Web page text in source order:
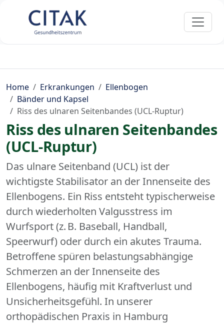
Home Erkrankungen
Ellenbogen
Bänder und Kapsel
Riss des ulnaren Seitenbandes (UCL-Ruptur)
Riss des ulnaren Seitenbandes
(UCL-Ruptur)
Das ulnare Seitenband (UCL) ist der
wichtigste Stabilisator an der Innenseite des
Ellenbogens. Ein Riss entsteht typischerweise
durch wiederholten Valgusstress im
Wurfsport (z. B. Baseball, Handball,
Speerwurf) oder durch ein akutes Trauma.
Betroffene spüren belastungsabhängige
Schmerzen an der Innenseite des
Ellenbogens, häufig mit Kraftverlust und
Unsicherheitsgefühl. In unserer
orthopädischen Praxis in Hamburg